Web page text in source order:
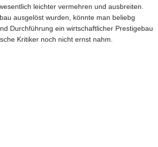
leichter vermehren und ausbreiten.
ausgelöst wurden, könnte man beliebg
Durchführung ein wirtschaftlicher Prestigebau
Kritiker noch nicht ernst nahm.